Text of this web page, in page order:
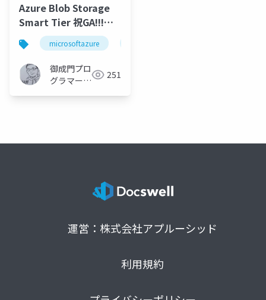
Azure Blob Storage
Smart Tier 祝GA!!!ス
トレージコストを最適
化しよう
microsoftazure
御成門プロ
グラマー
251
運営：株式会社アプルーシッド
利用規約